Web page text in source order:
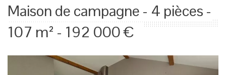
Maison de campagne - 4 pièces -
107 m² - 192 000 €